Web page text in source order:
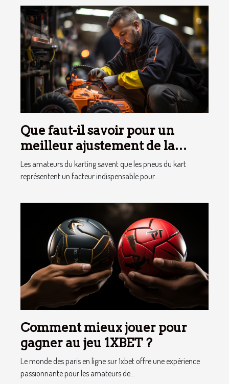
Que faut-il savoir pour un
meilleur ajustement de la
pression des pneus de Kart ?
Les amateurs du karting savent que les pneus du kart
représentent un facteur indispensable pour...
Comment mieux jouer pour
gagner au jeu 1XBET ?
Le monde des paris en ligne sur 1xbet offre une expérience
passionnante pour les amateurs de...